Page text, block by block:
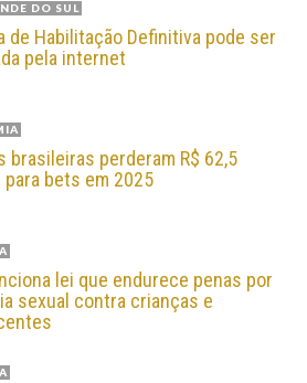
DO SUL
de Habilitação Definitiva pode ser
pela internet
brasileiras perderam R$ 62,5
para bets em 2025
lei que endurece penas por
sexual contra crianças e